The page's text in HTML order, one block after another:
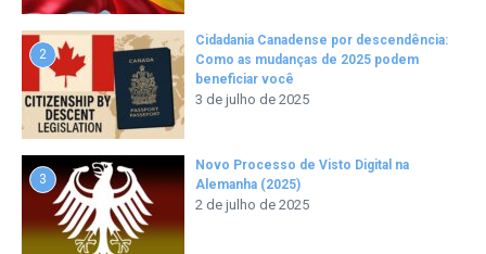
2
Cidadania Canadense por descendência:
Como as mudanças de 2025 podem
beneficiar você
3 de julho de 2025
3
Novo Processo de Visto Digital na
Alemanha (2025)
2 de julho de 2025